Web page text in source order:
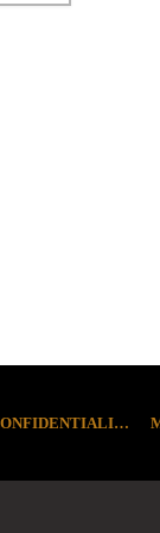
POLITIQUE DE CONFIDENTIALITÉ